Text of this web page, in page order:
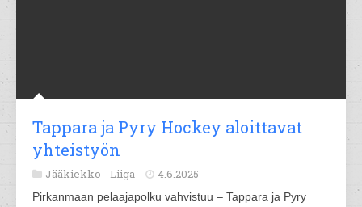
Tappara ja Pyry Hockey aloittavat
yhteistyön
Jääkiekko - Liiga 4.6.2025
Pirkanmaan pelaajapolku vahvistuu – Tappara ja Pyry